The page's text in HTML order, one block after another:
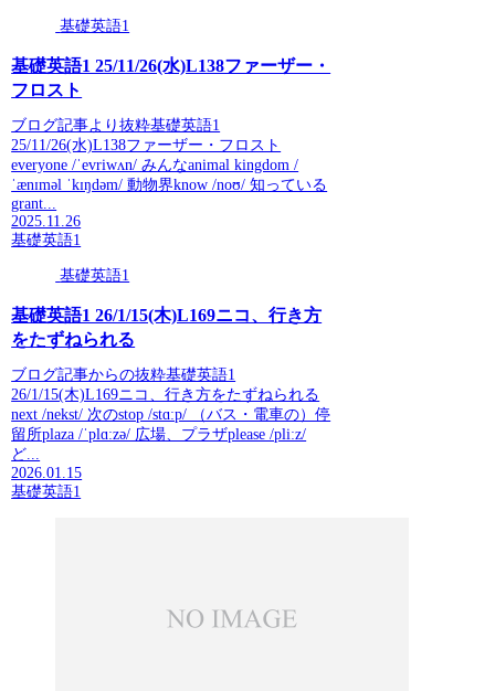
基礎英語1
基礎英語1 25/11/26(水)L138ファーザー・
フロスト
ブログ記事より抜粋基礎英語1
25/11/26(水)L138ファーザー・フロスト
everyone /ˈevriwʌn/ みんなanimal kingdom /
ˈænɪməl ˈkɪŋdəm/ 動物界know /noʊ/ 知っている
grant...
2025.11.26
基礎英語1
基礎英語1
基礎英語1 26/1/15(木)L169ニコ、行き方
をたずねられる
ブログ記事からの抜粋基礎英語1
26/1/15(木)L169ニコ、行き方をたずねられる
next /nekst/ 次のstop /stɑːp/ （バス・電車の）停
留所plaza /ˈplɑːzə/ 広場、プラザplease /pliːz/
ど...
2026.01.15
基礎英語1